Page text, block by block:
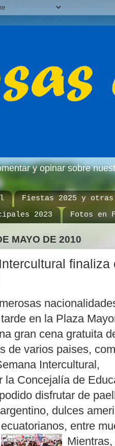
y opinar sobre
Fiestas 2025 y otras
2023
Fotos en
MAYO DE 2010
finaliza
en la Plaza
gran cena gratuita
de varios paises,
emana Intercultural,
la Concejalía de
disfrutar de
dulces
ecuatorianos, entre
Mientras,